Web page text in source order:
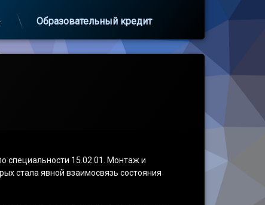
Образовательный кредит
специальности 15.02.01. Монтаж и
стала явной взаимосвязь состояния